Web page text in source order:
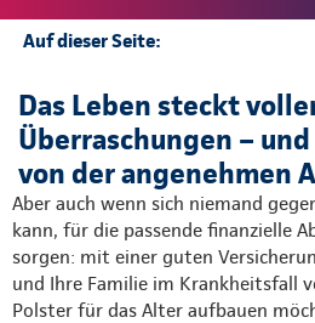
Auf dieser Seite:
Mehr
Das Leben steckt
Überraschungen –
von der angenehmen
Aber auch wenn sich niemand
kann, für die passende finanzielle
sorgen: mit einer guten
und Ihre Familie im Krankheitsfall
Polster für das Alter aufbauen